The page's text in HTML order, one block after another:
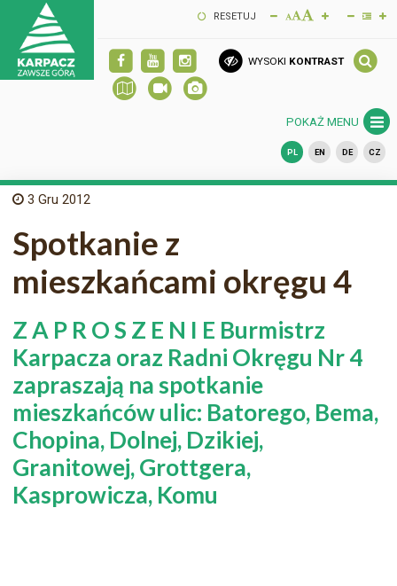
RESETUJ
WYSOKI KONTRAST
POKAŻ MENU
PL EN DE CZ
3 Gru 2012
Spotkanie z
mieszkańcami okręgu 4
Z A P R O S Z E N I E Burmistrz
Karpacza oraz Radni Okręgu Nr 4
zapraszają na spotkanie
mieszkańców ulic: Batorego, Bema,
Chopina, Dolnej, Dzikiej,
Granitowej, Grottgera,
Kasprowicza, Komu